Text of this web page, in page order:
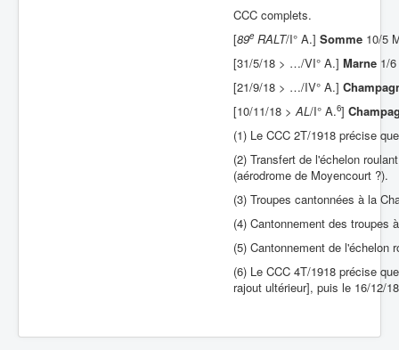
CCC complets.
[89e RALT/I° A.] Somme 10/5
[31/5/18 > …/VI° A.] Marne 1/
[21/9/18 > …/IV° A.]
[10/11/18 >AL/I° A.6]
(1) Le CCC 2T/1918 précise
(2) Transfert de l'échelon
(aérodrome de Moyencourt ?).
(3) Troupes cantonnées à la
(4) Cantonnement des troupes
(5) Cantonnement de l'échelon
(6) Le CCC 4T/1918 précise
rajout ultérieur], puis le 16/12/